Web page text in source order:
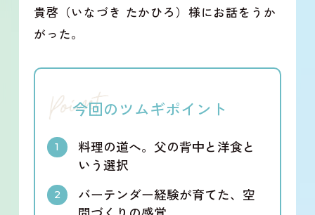
貴啓（いなづき たかひろ）様にお話をうか
がった。
今回のツムギポイント
料理の道へ。父の背中と洋食と
いう選択
バーテンダー経験が育てた、空